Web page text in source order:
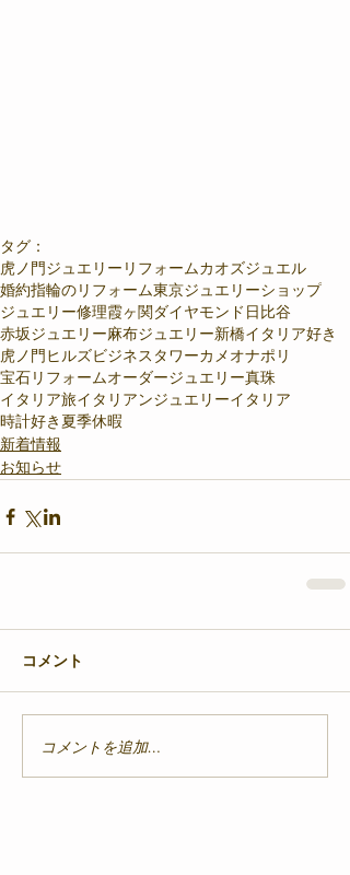
タグ：
虎ノ門ジュエリーリフォームカオズジュエル
婚約指輪のリフォーム東京ジュエリーショップ
ジュエリー修理霞ヶ関ダイヤモンド 日比谷
赤坂ジュエリー麻布ジュエリー新橋イタリア好き
虎ノ門ヒルズビジネスタワーカメオナポリ
宝石リフォームオーダージュエリー真珠
イタリア旅イタリアンジュエリーイタリア
時計好き 夏季休暇
新着情報
お知らせ
コメント
コメントを追加…